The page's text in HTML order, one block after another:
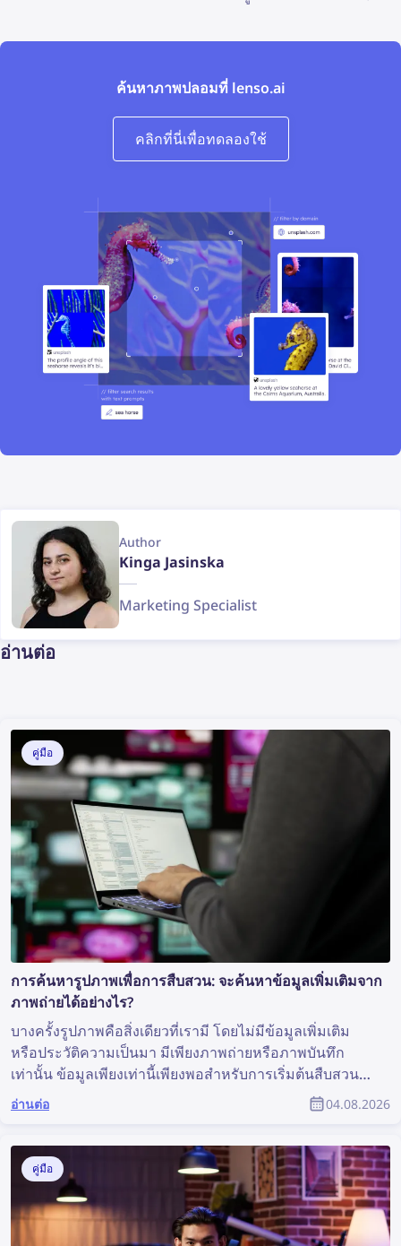
ค้นหาภาพปลอมที่ lenso.ai
คลิกที่นี่เพื่อทดลองใช้
Author
Kinga Jasinska
Marketing Specialist
อ่านต่อ
คู่มือ
การค้นหารูปภาพเพื่อการสืบสวน: จะค้นหาข้อมูลเพิ่มเติมจาก
ภาพถ่ายได้อย่างไร?
บางครั้งรูปภาพคือสิ่งเดียวที่เรามี โดยไม่มีข้อมูลเพิ่มเติม
หรือประวัติความเป็นมา มีเพียงภาพถ่ายหรือภาพบันทึก
เท่านั้น ข้อมูลเพียงเท่านี้เพียงพอสำหรับการเริ่มต้นสืบสวน
หรือไม่? แม้จะไม่ใช่สถานการณ์ที่เหมาะสมที่สุด แต่ก็เพียง
พอสำหรับการค้นหารูปภาพ ซึ่งอาจเปิดเผยข้อมูลอันมีค่า
เพิ่มเติมจากภาพถ่ายได้อย่างไร?
อ่านต่อ 04.08.2026
คู่มือ